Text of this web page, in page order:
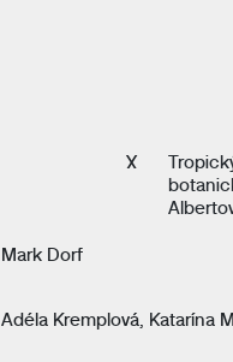
X
Mark Dorf
Adéla Kremplová, Katarína